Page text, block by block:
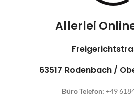
Allerlei
63517 Rodenbach /
Büro Telefon: +49